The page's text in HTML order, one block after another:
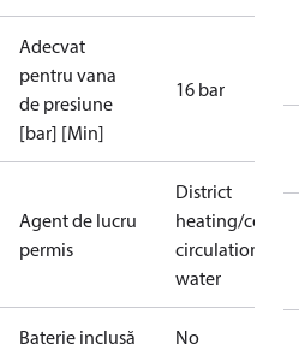
Adecvat
pentru vana
de presiune
[bar] [Min]
16 bar
Agent de lucru
permis
District
heating/
circulation
water
Baterie inclusă No